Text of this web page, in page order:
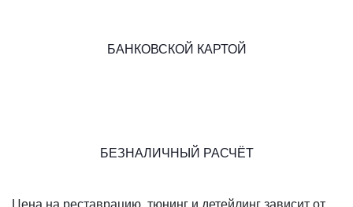
БАНКОВСКОЙ КАРТОЙ
БЕЗНАЛИЧНЫЙ РАСЧЁТ
Цена на реставрацию, тюнинг и детейлинг зависит от